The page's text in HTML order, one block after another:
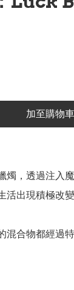
加至購物車
燭，透過注入
活出現積極改
混合物都經過